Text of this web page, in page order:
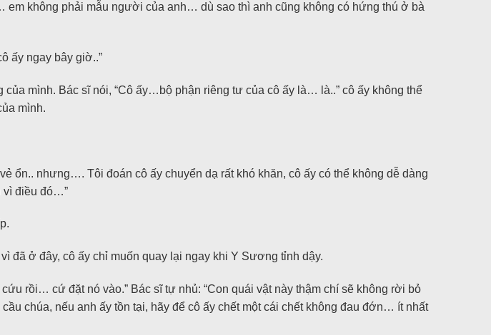
không phải mẫu người của anh… dù sao thì anh cũng không có hứng thú ở bà
ấy ngay bây giờ..”
mình. Bác sĩ nói, “Cô ấy…bộ phận riêng tư của cô ấy là… là..” cô ấy không thể
mình.
ổn.. nhưng…. Tôi đoán cô ấy chuyển dạ rất khó khăn, cô ấy có thể không dễ dàng
vì điều đó…”
đã ở đây, cô ấy chỉ muốn quay lại ngay khi Y Sương tỉnh dậy.
rồi… cứ đặt nó vào.” Bác sĩ tự nhủ: “Con quái vật này thậm chí sẽ không rời bỏ
chúa, nếu anh ấy tồn tại, hãy để cô ấy chết một cái chết không đau đớn… ít nhất